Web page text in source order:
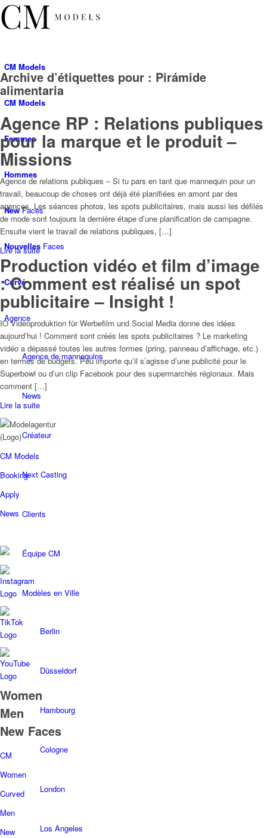
CM Models
CM Models
Femmes
Hommes
NewFaces
Nouvelles Faces
Curvé
Agence
Agence de mannequins
News
Créateur
Next Casting
Clients
Équipe CM
Modèles en Ville
Berlin
Düsseldorf
Hambourg
Cologne
London
Los Angeles
Archive d’étiquettes pour : Pirámide
alimentaria
Agence RP : Relations publiques
pour la marque et le produit –
Missions
Agence de relations publiques – Si tu pars en tant que mannequin pour un
travail, beaucoup de choses ont déjà été planifiées en amont par des
agences. Les séances photos, les spots publicitaires, mais aussi les défilés
de mode sont toujours la dernière étape d’une planification de campagne.
Ensuite vient le travail de relations publiques, […]
Lire la suite
Production vidéo et film d’image
: Comment est réalisé un spot
publicitaire – Insight !
IO Videoproduktion für Werbefilm und Social Media donne des idées
aujourd’hui ! Comment sont créés les spots publicitaires ? Le marketing
vidéo a dépassé toutes les autres formes (pring, panneau d’affichage, etc.)
en termes de budgets. Peu importe qu’il s’agisse d’une publicité pour le
Superbowl ou d’un clip Facebook pour des supermarchés régionaux. Mais
comment […]
Lire la suite
CM Models
Booking
Apply
News
Women
Men
New Faces
CM
Women
Curved
Men
New